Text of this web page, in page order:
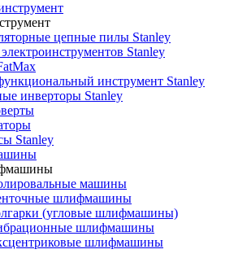
цепные пилы Stanley
Stanley
инструмент Stanley
инверторы Stanley
Stanley
машины
шлифмашины
(угловые шлифмашины)
шлифмашины
шлифмашины